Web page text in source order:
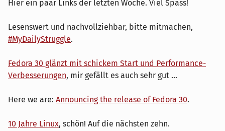
Hier ein paar Links der letzten Woche. Viel Spass!
Lesenswert und nachvollziehbar, bitte mitmachen,
#MyDailyStruggle.
Fedora 30 glänzt mit schickem Start und Performance-
Verbesserungen, mir gefällt es auch sehr gut ...
Here we are: Announcing the release of Fedora 30.
10 Jahre Linux, schön! Auf die nächsten zehn.